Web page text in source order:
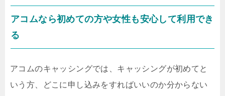
アコムなら初めての方や女性も安心して利用でき
る
アコムのキャッシングでは、キャッシングが初めてと
いう方、どこに申し込みをすればいいのか分からない